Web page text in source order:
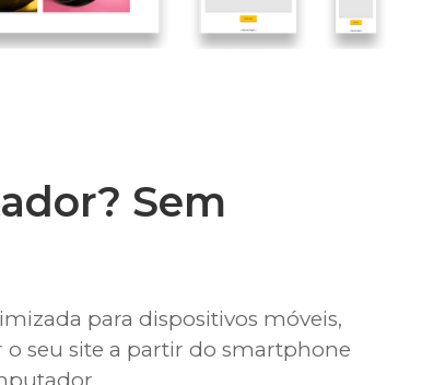
Sem
para dispositivos móveis,
seu site a partir do smartphone